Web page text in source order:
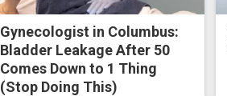
Gynecologist in Columbus:
Bladder Leakage After 50
Comes Down to 1 Thing
(Stop Doing This)